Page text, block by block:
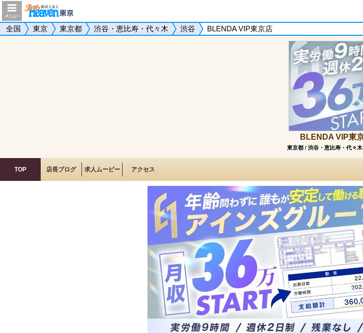
全国 東京 東京都 渋谷・恵比寿・代々木 渋谷 BLENDA VIP東京店
BLENDA VIP東
東京都 / 渋谷・恵比寿・代々木
TOP 店長ブログ 求人ムービー アクセス